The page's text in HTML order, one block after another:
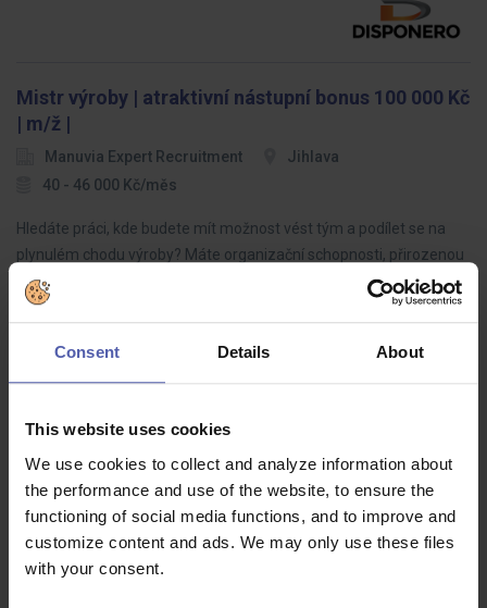
Consent Details About
This website uses cookies
We use cookies to collect and analyze information about
the performance and use of the website, to ensure the
functioning of social media functions, and to improve and
customize content and ads. We may only use these files
with your consent.
Mistr výroby | atraktivní nástupní bonus 100 000 Kč
| m/ž |
Manuvia Expert Recruitment
Jihlava
40 - 46 000 Kč/měs
Hledáte práci, kde budete mít možnost vést tým a podílet se na
plynulém chodu výroby? Máte organizační schopnosti, přirozenou
autoritu a umíte motivovat lidi? Pak hledáme právě Vás!Co Vás
čeká?Vedení…
Směnový mistr
DISPONERO Liberec Dohodou
Pro našeho významného zákazníka z automotive prostředí
hledáme vhodné kandidáty na pozici Směnového mistra, který má
zkušenosti, na kterých může stavět.